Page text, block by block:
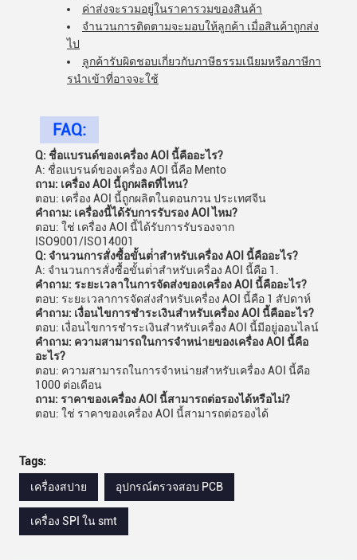
ค่าส่งจะรวมอยู่ในราคารวมของสินค้า
จํานวนการติดตามจะมอบให้ลูกค้า เมื่อสินค้าถูกส่ง
ไป
ลูกค้ารับผิดชอบเกี่ยวกับภาษีธรรมเนียมหรือภาษีกา
รนําเข้าที่อาจจะใช้
FAQ:
Q: ชื่อแบรนด์ของเครื่อง AOI นี้คืออะไร?
A: ชื่อแบรนด์ของเครื่อง AOI นี้คือ Mento
ถาม: เครื่อง AOI นี้ถูกผลิตที่ไหน?
ตอบ: เครื่อง AOI นี้ถูกผลิตในดอนกวน ประเทศจีน
คําถาม: เครื่องนี้ได้รับการรับรอง AOI ไหม?
ตอบ: ใช่ เครื่อง AOI นี้ได้รับการรับรองจาก
ISO9001/ISO14001
Q: จํานวนการสั่งซื้อขั้นต่ําสําหรับเครื่อง AOI นี้คืออะไร?
A: จํานวนการสั่งซื้อขั้นต่ําสําหรับเครื่อง AOI นี้คือ 1.
คําถาม: ระยะเวลาในการจัดส่งของเครื่อง AOI นี้คืออะไร?
ตอบ: ระยะเวลาการจัดส่งสําหรับเครื่อง AOI นี้คือ 1 สัปดาห์
คําถาม: เงื่อนไขการชําระเงินสําหรับเครื่อง AOI นี้คืออะไร?
ตอบ: เงื่อนไขการชําระเงินสําหรับเครื่อง AOI นี้มีอยู่ออนไลน์
คําถาม: ความสามารถในการจําหน่ายของเครื่อง AOI นี้คือ
อะไร?
ตอบ: ความสามารถในการจําหน่ายสําหรับเครื่อง AOI นี้คือ
1000 ต่อเดือน
ถาม: ราคาของเครื่อง AOI นี้สามารถต่อรองได้หรือไม่?
ตอบ: ใช่ ราคาของเครื่อง AOI นี้สามารถต่อรองได้
Tags:
เครื่องสปาย
อุปกรณ์ตรวจสอบ PCB
เครื่อง SPI ใน smt